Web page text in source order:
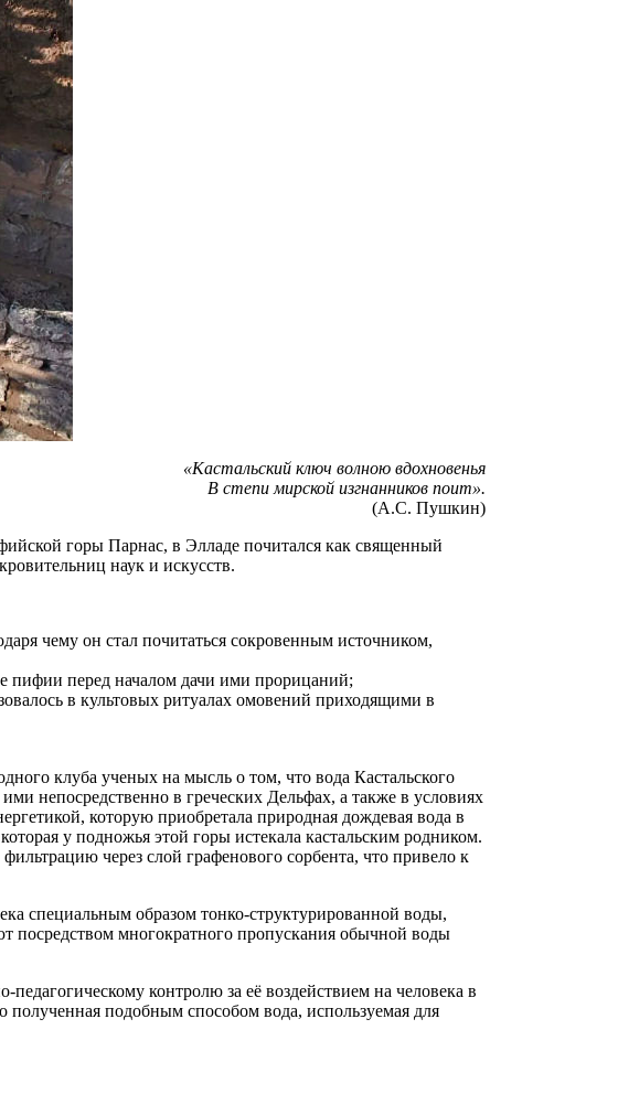
«Кастальский ключ волною вдохновенья
В степи мирской изгнанников поит».
(А.С. Пушкин)
горы Парнас, в Элладе почитался как священный
наук и искусств.
чему он стал почитаться сокровенным источником,
пифии перед началом дачи ими прорицаний;
в культовых ритуалах омовений приходящими в
клуба ученых на мысль о том, что вода Кастальского
непосредственно в греческих Дельфах, а также в условиях
которую приобретала природная дождевая вода в
у подножья этой горы истекала кастальским родником.
через слой графенового сорбента, что привело к
специальным образом тонко-структурированной воды,
посредством многократного пропускания обычной воды
контролю за её воздействием на человека в
подобным способом вода, используемая для